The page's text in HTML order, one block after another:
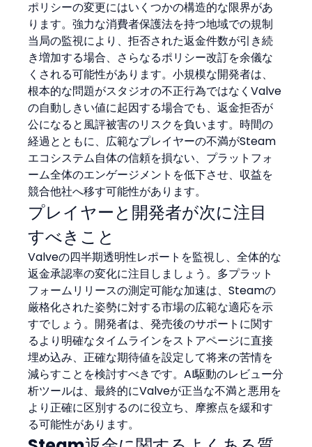
ポリシーの変更にはいくつかの構造的な限界があ
ります。強力な消費者保護法を持つ地域での規制
当局の監視により、拒否された返金件数が引き続
き増加する場合、さらなるポリシー改訂を余儀な
くされる可能性があります。小規模な開発者は、
根本的な問題がスタジオの不正行為ではなくValve
の自動しきい値に起因する場合でも、返金拒否が
公になると風評被害のリスクを負います。時間の
経過とともに、広範なプレイヤーの不満がSteam
エコシステム自体の信頼を損ない、プラットフォ
ーム全体のエンゲージメントを低下させ、収益を
競合他社へ移す可能性があります。
プレイヤーと開発者が次に注目
すべきこと
Valveの四半期透明性レポートを監視し、全体的な
返金承認率の変化に注目しましょう。多プラット
フォームリリースの測定可能な加速は、Steamの
厳格化された姿勢に対する市場の広範な適応を示
すでしょう。開発者は、発売後のサポートに関す
るより明確なタイムラインをストアページに直接
埋め込み、正確な期待値を設定して将来の苦情を
減らすことを検討すべきです。AI駆動のレビュー分
析ツールは、最終的にValveが正当な不満と悪用を
より正確に区別するのに役立ち、摩擦点を緩和す
る可能性があります。